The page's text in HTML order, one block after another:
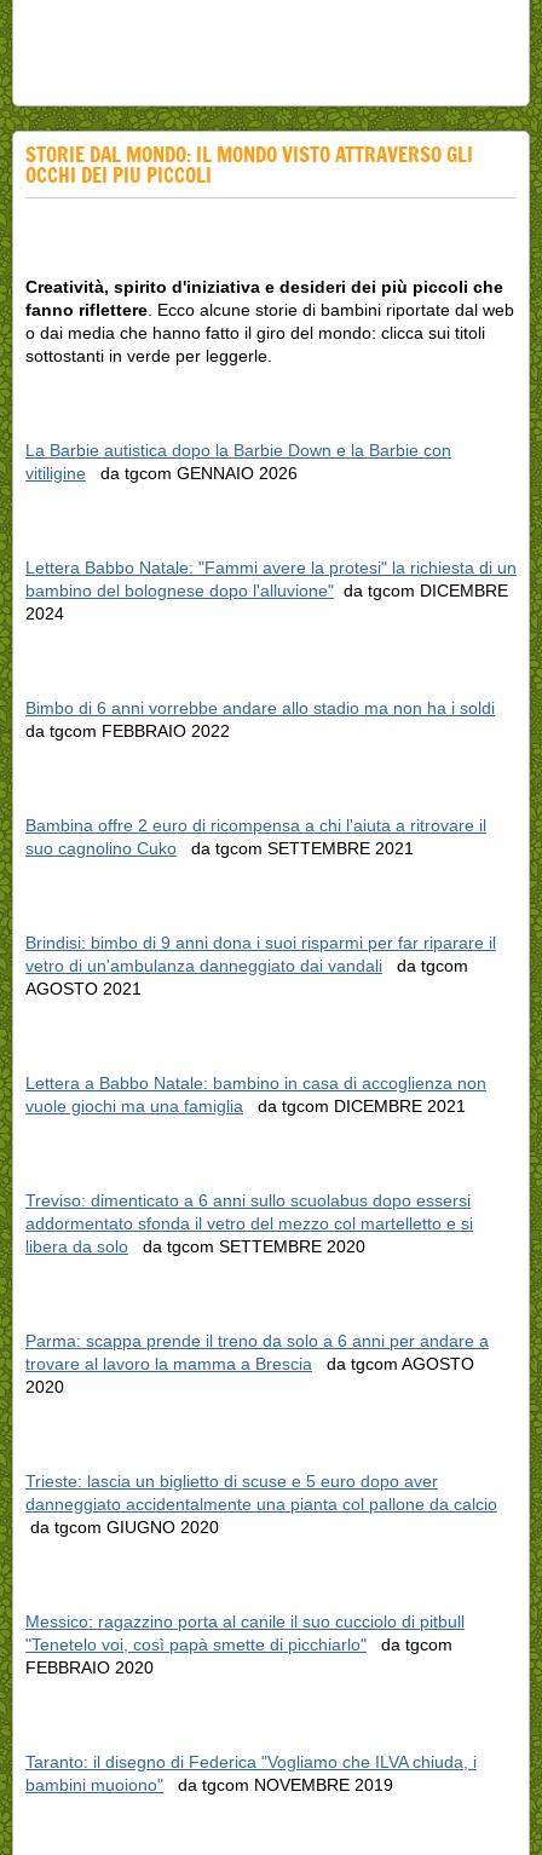
STORIE DAL MONDO: IL MONDO VISTO ATTRAVERSO GLI
OCCHI DEI PIU PICCOLI
Creatività, spirito d'iniziativa e desideri dei più piccoli che
fanno riflettere. Ecco alcune storie di bambini riportate dal web
o dai media che hanno fatto il giro del mondo: clicca sui titoli
sottostanti in verde per leggerle.
La Barbie autistica dopo la Barbie Down e la Barbie con
vitiligine da tgcom GENNAIO 2026
Lettera Babbo Natale: "Fammi avere la protesi" la richiesta di un
bambino del bolognese dopo l'alluvione" da tgcom DICEMBRE
2024
Bimbo di 6 anni vorrebbe andare allo stadio ma non ha i soldi
da tgcom FEBBRAIO 2022
Bambina offre 2 euro di ricompensa a chi l'aiuta a ritrovare il
suo cagnolino Cuko da tgcom SETTEMBRE 2021
Brindisi: bimbo di 9 anni dona i suoi risparmi per far riparare il
vetro di un'ambulanza danneggiato dai vandali da tgcom
AGOSTO 2021
Lettera a Babbo Natale: bambino in casa di accoglienza non
vuole giochi ma una famiglia da tgcom DICEMBRE 2021
Treviso: dimenticato a 6 anni sullo scuolabus dopo essersi
addormentato sfonda il vetro del mezzo col martelletto e si
libera da solo da tgcom SETTEMBRE 2020
Parma: scappa prende il treno da solo a 6 anni per andare a
trovare al lavoro la mamma a Brescia da tgcom AGOSTO
2020
Trieste: lascia un biglietto di scuse e 5 euro dopo aver
danneggiato accidentalmente una pianta col pallone da calcio
da tgcom GIUGNO 2020
Messico: ragazzino porta al canile il suo cucciolo di pitbull
"Tenetelo voi, così papà smette di picchiarlo" da tgcom
FEBBRAIO 2020
Taranto: il disegno di Federica "Vogliamo che ILVA chiuda, i
bambini muoiono" da tgcom NOVEMBRE 2019